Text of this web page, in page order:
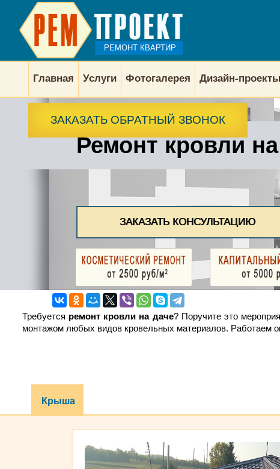
РЕМОНТ КВАРТИР
Главная Услуги Фотогалерея Дизайн-проекты
ЗАКАЗАТЬ ОБРАТНЫЙ ЗВОНОК
ЗАКАЗАТЬ КОНСУЛЬТАЦИЮ
Ремонт кровли
Требуется ремонт кровли на даче? Поручите это
монтажом любых видов кровельных материалов. Работаем
Крыша